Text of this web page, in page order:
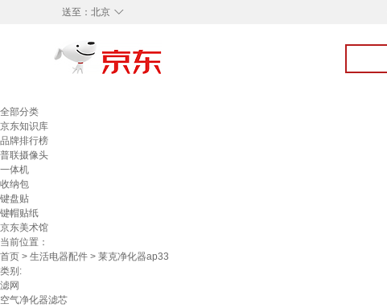
◇
送至： 北京
全部分类
京东知识库
品牌排行榜
普联摄像头
一体机
收纳包
键盘贴
键帽贴纸
京东美术馆
当前位置：
首页 > 生活电器配件 > 莱克净化器ap33
类别:
滤网
空气净化器滤芯